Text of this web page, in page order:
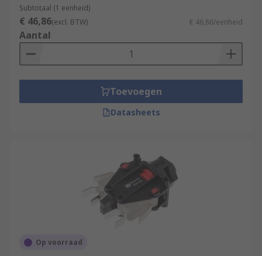
Subtotaal (1 eenheid)
€ 46,86(excl. BTW) € 46,86/eenheid
Aantal
Toevoegen
Datasheets
Op voorraad